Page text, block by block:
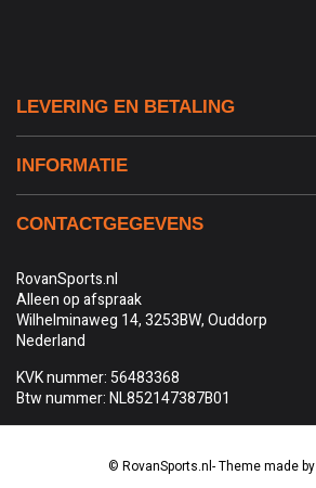
LEVERING EN BETALING
INFORMATIE
CONTACTGEGEVENS
RovanSports.nl
Alleen op afspraak
Wilhelminaweg 14, 3253BW, Ouddorp
Nederland
KVK nummer: 56483368
Btw nummer: NL852147387B01
© RovanSports.nl- Theme made by